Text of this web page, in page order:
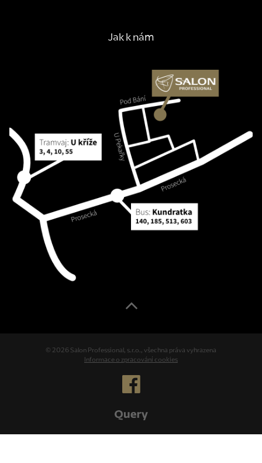
Jak k nám
© 2026 Salon Professional, s.r.o., všechna práva vyhrazena
Informace o zpracování cookies